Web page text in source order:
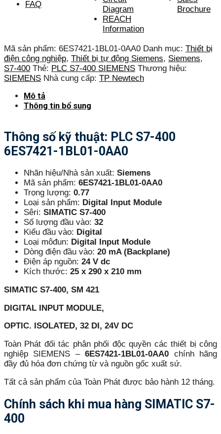
FAQ
Diagram
REACH
Information
Brochure
Mã sản phẩm: 6ES7421-1BL01-0AA0 Danh mục: Thiết bị
điện công nghiệp, Thiết bị tự động Siemens, Siemens,
S7-400 Thẻ: PLC S7-400 SIEMENS Thương hiệu:
SIEMENS Nhà cung cấp: TP Newtech
Mô tả
Thông tin bổ sung
Thông số kỹ thuật: PLC S7-400
6ES7421-1BL01-0AA0
Nhãn hiệu/Nhà sản xuất: Siemens
Mã sản phẩm: 6ES7421-1BL01-0AA0
Trọng lượng: 0.77
Loại sản phẩm: Digital Input Module
Sêri: SIMATIC S7-400
Số lượng đầu vào: 32
Kiểu đầu vào: Digital
Loại môđun: Digital Input Module
Dòng điện đầu vào: 20 mA (Backplane)
Điện áp nguồn: 24 V dc
Kích thước: 25 x 290 x 210 mm
SIMATIC S7-400, SM 421
DIGITAL INPUT MODULE,
OPTIC. ISOLATED, 32 DI, 24V DC
Toàn Phát đối tác phân phối độc quyền các thiết bị công
nghiệp SIEMENS –6ES7421-1BL01-0AA0 chính hãng
đầy đủ hóa đơn chứng từ và nguồn gốc xuất sứ.
Tất cả sản phẩm của Toàn Phát được bảo hành 12 tháng.
Chính sách khi mua hàng SIMATIC S7-
400